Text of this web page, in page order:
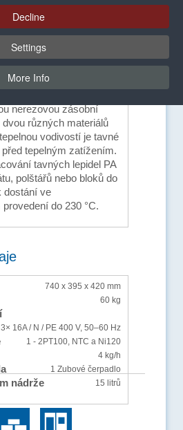
nerezovou zásobní
různých materiálů
vodivostí je tavné
před tepelným zatížením.
tavných lepidel PA
polštářů nebo bloků do
dostání ve
do 230 °C.
740 x 395 x 420 mm
60 kg
3× 16A / N / PE 400 V, 50–⁠60 Hz
PT100, NTC a Ni120
1 - 2
4 kg/h
1 Zubové čerpadlo
nádrže 15 litrů
Decline
Settings
More Info